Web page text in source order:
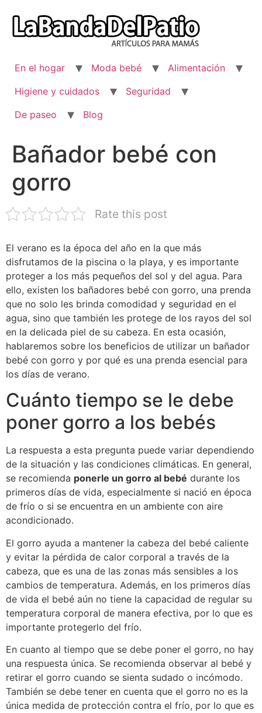
contenido
En el hogar Moda bebé
Alimentación
Higiene y cuidados
Seguridad
De paseo
Blog
Bañador bebé con
gorro
Rate this post
El verano es la época del año en la que más
disfrutamos de la piscina o la playa, y es importante
proteger a los más pequeños del sol y del agua. Para
ello, existen los bañadores bebé con gorro, una prenda
que no solo les brinda comodidad y seguridad en el
agua, sino que también les protege de los rayos del sol
en la delicada piel de su cabeza. En esta ocasión,
hablaremos sobre los beneficios de utilizar un bañador
bebé con gorro y por qué es una prenda esencial para
los días de verano.
Cuánto tiempo se le debe
poner gorro a los bebés
La respuesta a esta pregunta puede variar dependiendo
de la situación y las condiciones climáticas. En general,
se recomienda ponerle un gorro al bebé durante los
primeros días de vida, especialmente si nació en época
de frío o si se encuentra en un ambiente con aire
acondicionado.
El gorro ayuda a mantener la cabeza del bebé caliente
y evitar la pérdida de calor corporal a través de la
cabeza, que es una de las zonas más sensibles a los
cambios de temperatura. Además, en los primeros días
de vida el bebé aún no tiene la capacidad de regular su
temperatura corporal de manera efectiva, por lo que es
importante protegerlo del frío.
En cuanto al tiempo que se debe poner el gorro, no hay
una respuesta única. Se recomienda observar al bebé y
retirar el gorro cuando se sienta sudado o incómodo.
También se debe tener en cuenta que el gorro no es la
única medida de protección contra el frío, por lo que es